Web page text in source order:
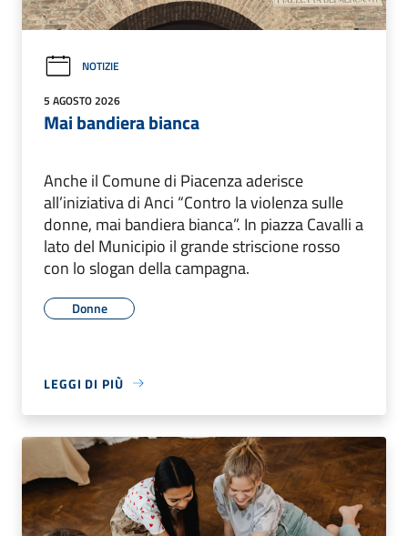
NOTIZIE
5 AGOSTO 2026
Mai bandiera bianca
Anche il Comune di Piacenza aderisce
all’iniziativa di Anci “Contro la violenza sulle
donne, mai bandiera bianca”. In piazza Cavalli a
lato del Municipio il grande striscione rosso
con lo slogan della campagna.
Donne
LEGGI DI PIÙ